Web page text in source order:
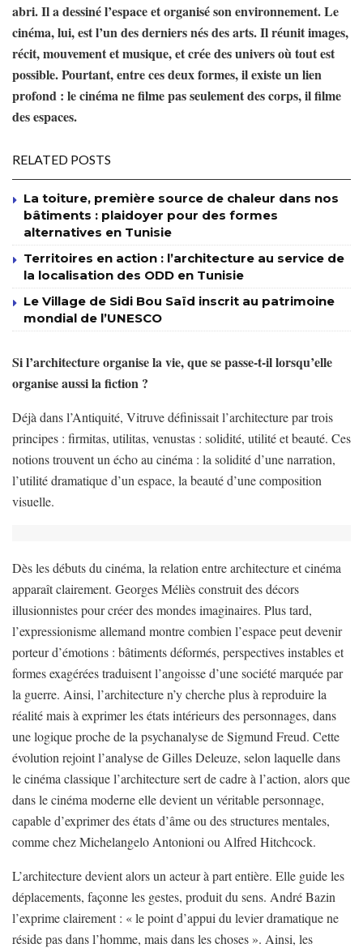
abri. Il a dessiné l’espace et organisé son environnement. Le
cinéma, lui, est l’un des derniers nés des arts. Il réunit images,
récit, mouvement et musique, et crée des univers où tout est
possible. Pourtant, entre ces deux formes, il existe un lien
profond : le cinéma ne filme pas seulement des corps, il filme
des espaces.
RELATED POSTS
La toiture, première source de chaleur dans nos
bâtiments : plaidoyer pour des formes
alternatives en Tunisie
Territoires en action : l’architecture au service de
la localisation des ODD en Tunisie
Le Village de Sidi Bou Saïd inscrit au patrimoine
mondial de l’UNESCO
Si l’architecture organise la vie, que se passe-t-il lorsqu’elle
organise aussi la fiction ?
Déjà dans l’Antiquité, Vitruve définissait l’architecture par trois
principes : firmitas, utilitas, venustas : solidité, utilité et beauté. Ces
notions trouvent un écho au cinéma : la solidité d’une narration,
l’utilité dramatique d’un espace, la beauté d’une composition
visuelle.
Dès les débuts du cinéma, la relation entre architecture et cinéma
apparaît clairement. Georges Méliès construit des décors
illusionnistes pour créer des mondes imaginaires. Plus tard,
l’expressionisme allemand montre combien l’espace peut devenir
porteur d’émotions : bâtiments déformés, perspectives instables et
formes exagérées traduisent l’angoisse d’une société marquée par
la guerre. Ainsi, l’architecture n’y cherche plus à reproduire la
réalité mais à exprimer les états intérieurs des personnages, dans
une logique proche de la psychanalyse de Sigmund Freud. Cette
évolution rejoint l’analyse de Gilles Deleuze, selon laquelle dans
le cinéma classique l’architecture sert de cadre à l’action, alors que
dans le cinéma moderne elle devient un véritable personnage,
capable d’exprimer des états d’âme ou des structures mentales,
comme chez Michelangelo Antonioni ou Alfred Hitchcock.
L’architecture devient alors un acteur à part entière. Elle guide les
déplacements, façonne les gestes, produit du sens. André Bazin
l’exprime clairement : « le point d’appui du levier dramatique ne
réside pas dans l’homme, mais dans les choses ». Ainsi, les